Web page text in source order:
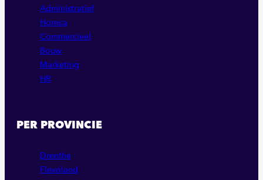
Administratief
Horeca
Commercieel
Bouw
Marketing
HR
PER PROVINCIE
Drenthe
Flevoland